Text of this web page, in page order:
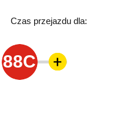
Czas przejazdu dla:
88C